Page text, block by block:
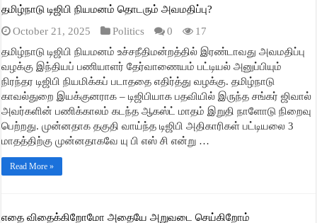
தமிழ்நாடு டிஜிபி நியமனம் தொடரும் அவமதிப்பு?
October 21, 2025
Politics 0
17
தமிழ்நாடு டிஜிபி நியமனம் உச்சநீதிமன்றத்தில் இரண்டாவது அவமதிப்பு
வழக்கு இந்தியப் பணியாளர் தேர்வாணையம் பட்டியல் அனுப்பியும்
நிரந்தர டிஜிபி நியமிக்கப் படாததை எதிர்த்து வழக்கு. தமிழ்நாடு
காவல்துறை இயக்குனராக – டிஜிபியாக பதவியில் இருந்த சங்கர் ஜிவால்
அவர்களின் பணிக்காலம் கடந்த ஆகஸ்ட் மாதம் இறுதி நாளோடு நிறைவு
பெற்றது. முன்னதாக தகுதி வாய்ந்த டிஜிபி அதிகாரிகள் பட்டியலை 3
மாதத்திற்கு முன்னதாகவே யு பி எஸ் சி என்று …
Read More »
எதை விதைக்கிறோமோ அதையே அறுவடை செய்கிறோம்